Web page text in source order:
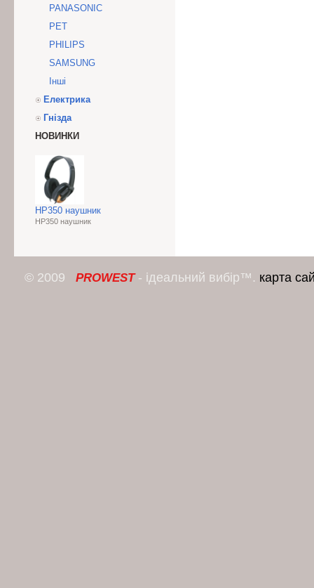
PANASONIC
PET
PHILIPS
SAMSUNG
Інші
Електрика
Гнізда
НОВИНКИ
HP350 наушник
HP350 наушник
© 2009 PROWEST- ідеальний вибір™. карта